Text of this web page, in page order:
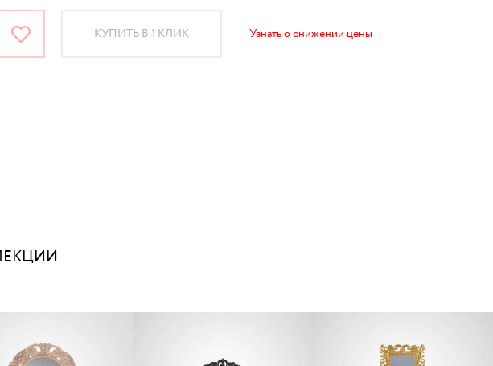
КУПИТЬ В 1 КЛИК Узнать о снижении цены